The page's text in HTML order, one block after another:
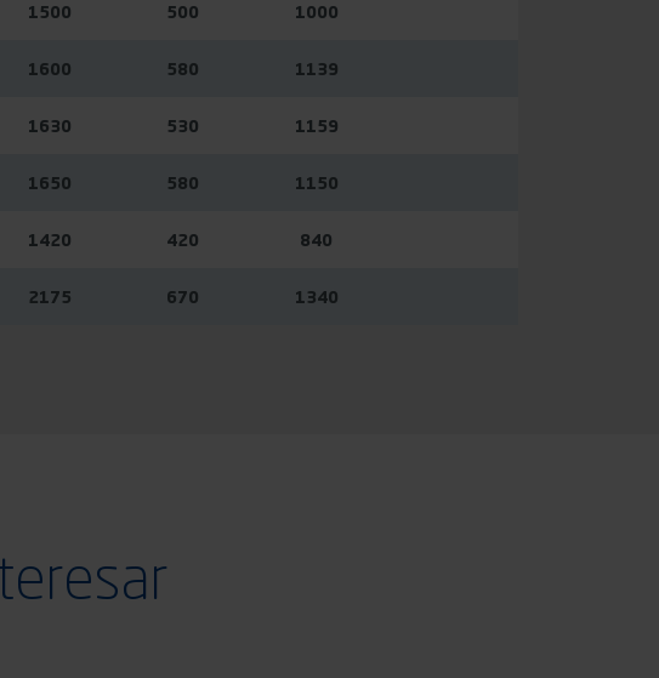
1500 500 1000
1600 580 1139
1630 530 1159
1650 580 1150
1420 420 840
2175 670 1340